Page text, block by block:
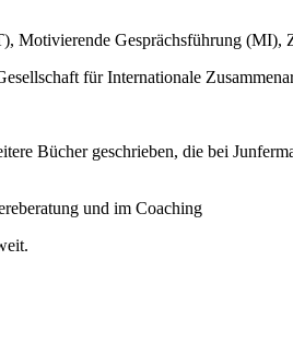
Motivierende Gesprächsführung (MI),
für Internationale
Bücher geschrieben, die bei
und im Coaching